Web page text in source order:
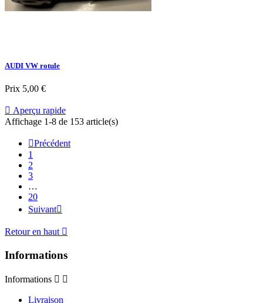
AUDI VW rotule
Prix 5,00 €
 Aperçu rapide
Affichage 1-8 de 153 article(s)
Précédent
1
2
3
…
20
Suivant
Retour en haut 
Informations
Informations  
Livraison